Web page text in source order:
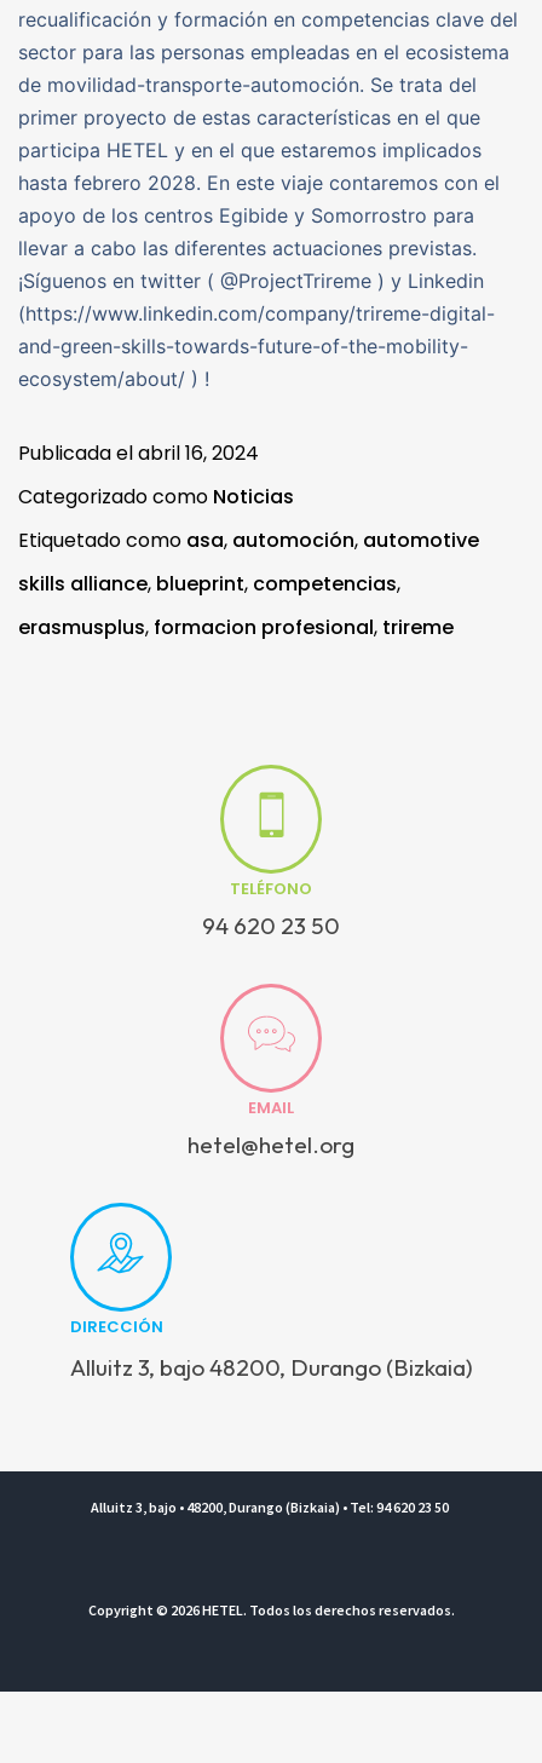
recualificación y formación en competencias clave del
sector para las personas empleadas en el ecosistema
de movilidad-transporte-automoción. Se trata del
primer proyecto de estas características en el que
participa HETEL y en el que estaremos implicados
hasta febrero 2028. En este viaje contaremos con el
apoyo de los centros Egibide y Somorrostro para
llevar a cabo las diferentes actuaciones previstas.
¡Síguenos en twitter ( @ProjectTrireme ) y Linkedin
(https://www.linkedin.com/company/trireme-digital-
and-green-skills-towards-future-of-the-mobility-
ecosystem/about/ ) !
Publicada elabril 16, 2024
Categorizado como Noticias
Etiquetado como asa, automoción, automotive
skills alliance, blueprint, competencias,
erasmusplus, formacion profesional, trireme
TELÉFONO
94 620 23 50
EMAIL
hetel@hetel.org
DIRECCIÓN
Alluitz 3, bajo 48200, Durango (Bizkaia)
Alluitz 3, bajo • 48200, Durango (Bizkaia) • Tel: 94 620 23 50
Copyright © 2026 HETEL. Todos los derechos reservados.